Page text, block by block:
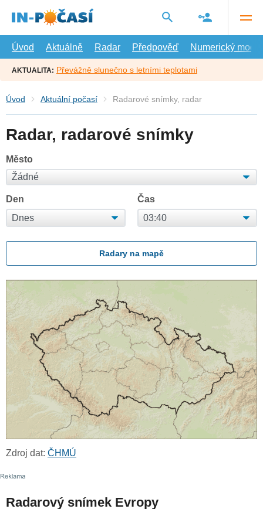
hlavní
Úvod
Aktuálně Radar Předpověď Numerický model
AKTUALITA: Převážně slunečno s letními teplotami
Úvod Aktuální počasí Radarové snímky, radar
Radar, radarové snímky
Město
Den Čas
Radary na mapě
Zdroj dat: ČHMÚ
Radarový snímek Evropy